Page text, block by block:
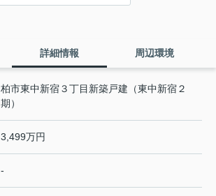
詳細情報 周辺環境
柏市東中新宿３丁目新築戸建（東中新宿２
期）
3,499万円
-